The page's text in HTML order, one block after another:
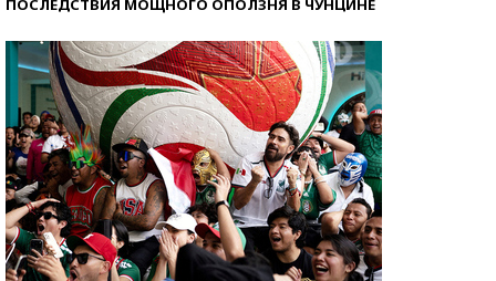
ПОСЛЕДСТВИЯ МОЩНОГО ОПОЛЗНЯ В ЧУНЦИНЕ